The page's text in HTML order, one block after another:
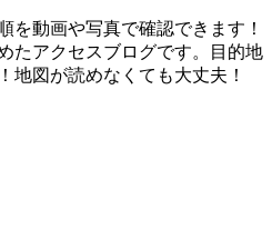
を動画や写真で確認できます！
たアクセスブログです。目的地
地図が読めなくても大丈夫！